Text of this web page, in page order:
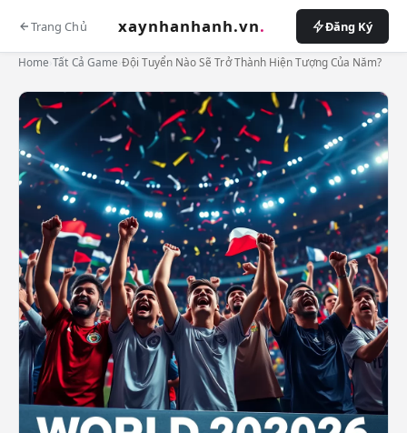
Trang Chủ xaynhanhanh.vn. Đăng Ký
Home ›Tất Cả Game ›Đội Tuyển Nào Sẽ Trở Thành Hiện Tượng Của Năm?